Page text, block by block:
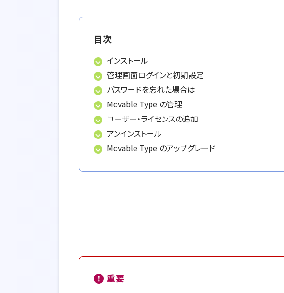
目次
インストール
管理画面ログインと初期設定
パスワードを忘れた場合は
Movable Type の管理
ユーザー・ライセンスの追加
アンインストール
Movable Type のアップグレード
重要